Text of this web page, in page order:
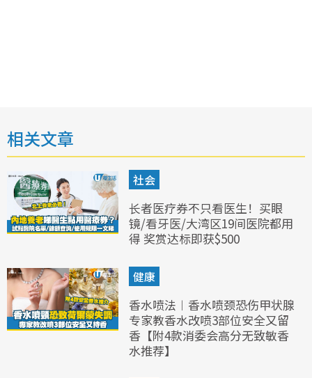
相关文章
社会
长者医疗券不只看医生！买眼
镜/看牙医/大湾区19间医院都用
得 奖赏达标即获$500
健康
香水喷法︱香水喷颈恐伤甲状腺
专家教香水改喷3部位安全又留
香【附4款消委会高分无致敏香
水推荐】